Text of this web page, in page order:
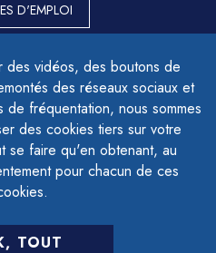
vidéos, des boutons de
des réseaux sociaux et
fréquentation, nous sommes
des cookies tiers sur votre
se faire qu'en obtenant, au
pour chacun de ces
TOUT
D'EMPLOI
CONFORME
DU SITE
LÉGALES
LA PROTECTION DES DONNÉES
DES COOKIES